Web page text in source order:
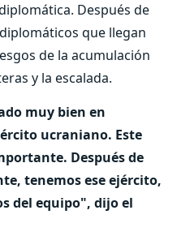
Después de
que llegan
de la acumulación
y la escalada.
muy bien en
ucraniano. Este
Después de
tenemos ese ejército,
del equipo", dijo el